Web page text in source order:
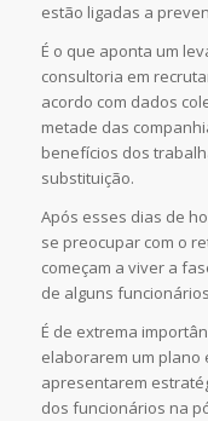
estão ligadas a
É o que aponta um
consultoria em
acordo com dados
metade das
benefícios dos
substituição.
Após esses dias de
se preocupar com o
começam a viver a
de alguns
É de extrema
elaborarem um plano
apresentarem
dos funcionários na